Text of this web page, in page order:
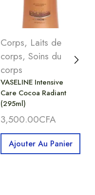
Corps, Laits de
corps, Soins du
corps
VASELINE Intensive
Care Cocoa Radiant
(295ml)
3,500.00CFA
Ajouter Au Panier